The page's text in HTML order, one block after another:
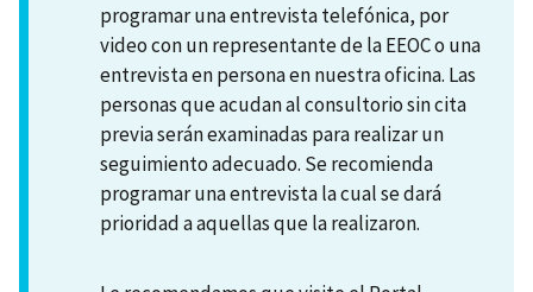
programar una entrevista telefónica, por
video con un representante de la EEOC o una
entrevista en persona en nuestra oficina. Las
personas que acudan al consultorio sin cita
previa serán examinadas para realizar un
seguimiento adecuado. Se recomienda
programar una entrevista la cual se dará
prioridad a aquellas que la realizaron.